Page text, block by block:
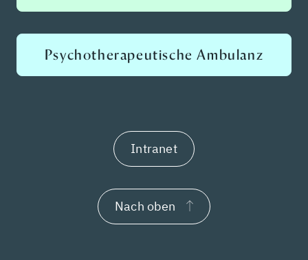
Psychotherapeutische Ambulanz
Intranet
Nach oben